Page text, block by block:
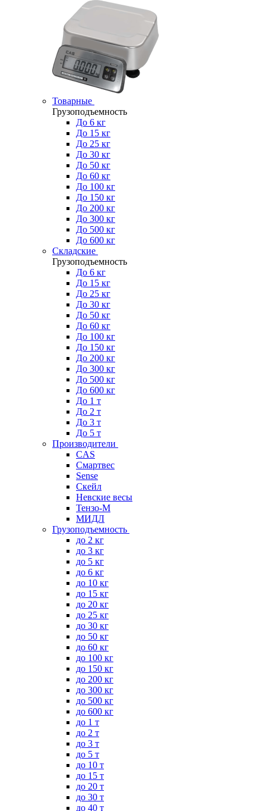
Товарные
Грузоподъемность
До 6 кг
До 15 кг
До 25 кг
До 30 кг
До 50 кг
До 60 кг
До 100 кг
До 150 кг
До 200 кг
До 300 кг
До 500 кг
До 600 кг
Складские
Грузоподъемность
До 6 кг
До 15 кг
До 25 кг
До 30 кг
До 50 кг
До 60 кг
До 100 кг
До 150 кг
До 200 кг
До 300 кг
До 500 кг
До 600 кг
До 1 т
До 2 т
До 3 т
До 5 т
Производители
CAS
Смартвес
Sense
Скейл
Невские весы
Тензо-М
МИДЛ
Грузоподъемность
до 2 кг
до 3 кг
до 5 кг
до 6 кг
до 10 кг
до 15 кг
до 20 кг
до 25 кг
до 30 кг
до 50 кг
до 60 кг
до 100 кг
до 150 кг
до 200 кг
до 300 кг
до 500 кг
до 600 кг
до 1 т
до 2 т
до 3 т
до 5 т
до 10 т
до 15 т
до 20 т
до 30 т
до 40 т